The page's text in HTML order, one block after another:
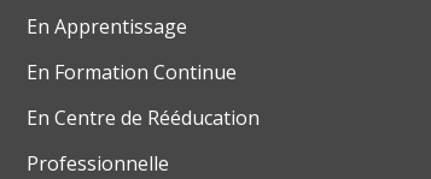
En Apprentissage
En Formation Continue
En Centre de Rééducation
Professionnelle